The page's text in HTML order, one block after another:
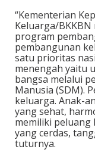
“Kementerian
Keluarga/
program
pembangunan
satu prioritas
menengah yaitu
bangsa melalui
Manusia (SDM).
keluarga. Anak-
yang sehat,
memiliki peluang
yang cerdas,
tuturnya.